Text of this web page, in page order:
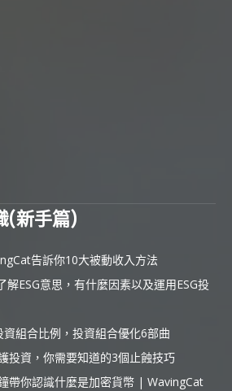
(新手篇)
告訴你10大被動收入方法
解ESG意思，有什麼因素以及運用ESG投
資組合比例，投資組合優化6部曲
投資，你需要知道的3個止蝕技巧
帶你認識什麼是加密貨幣 | WavingCat